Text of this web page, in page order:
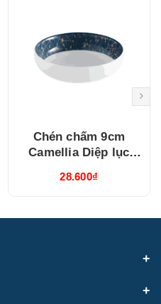
Chén chấm 9cm
Camellia Diệp lục
28.600₫